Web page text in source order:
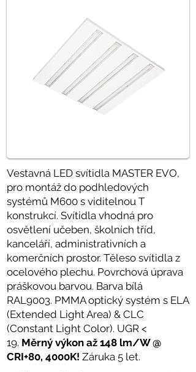
Vestavná LED svítidla MASTER EVO,
pro montáž do podhledových
systémů M600 s viditelnou T
konstrukcí. Svítidla vhodná pro
osvětlení učeben, školních tříd,
kanceláří, administrativních a
komerčních prostor. Těleso svítidla z
ocelového plechu. Povrchová úprava
práškovou barvou. Barva bílá
RAL9003. PMMA optický systém s ELA
(Extended Light Area) & CLC
(Constant Light Color). UGR <
19. Měrný výkon až 148 lm/W @
CRI+80, 4000K! Záruka 5 let.